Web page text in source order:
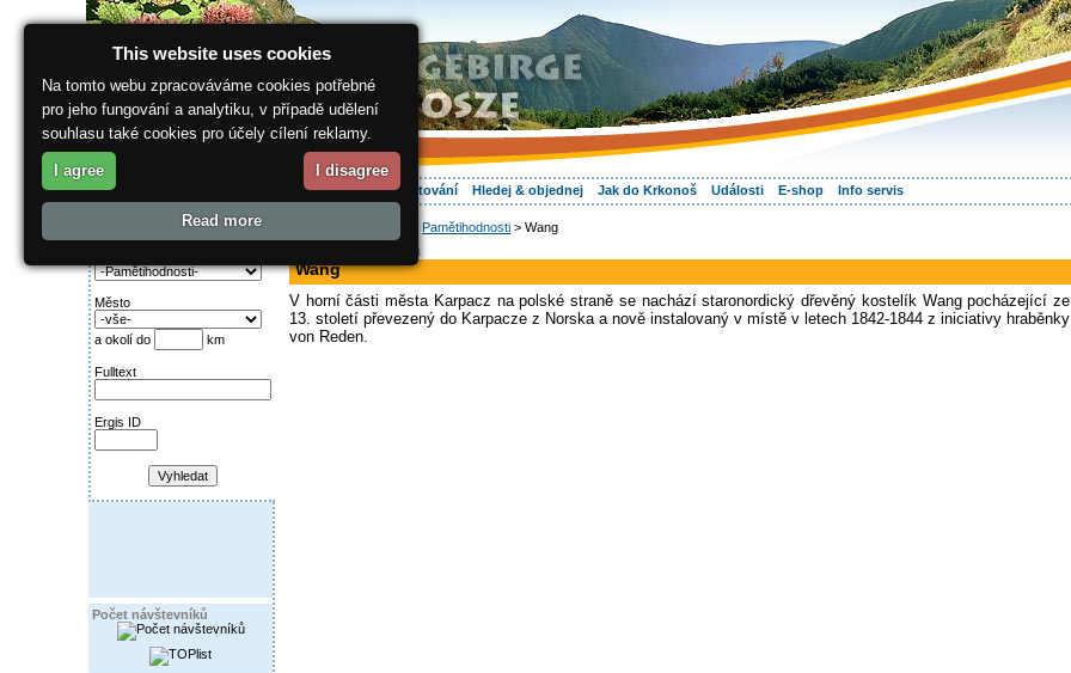
O regionu Vaše dovolená Ubytování Hledej & objednej Jak do Krkonoš Události E-shop Info servis
Najděte si:
Město
a okolí do km
Fulltext
Ergis ID
Počet návštevníků
Pamětihodnosti > Wang
historická památka
Wang
V horní části města Karpacz na polské straně se nachází staronordický dřevěný kostelík Wang pocházející ze
13. století převezený do Karpacze z Norska a nově instalovaný v místě v letech 1842-1844 z iniciativy hraběnky
von Reden.
This website uses cookies
Na tomto webu zpracováváme cookies potřebné
pro jeho fungování a analytiku, v případě udělení
souhlasu také cookies pro účely cílení reklamy.
I agree I disagree
Read more